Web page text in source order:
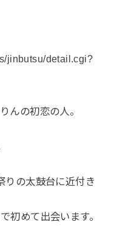
jinbutsu/detail.cgi?
んの初恋の人。
りの太鼓台に近付き
初めて出会います。